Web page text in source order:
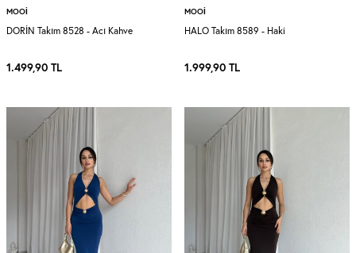
MOOI
DORİN Takım 8528 - Acı Kahve
1.499,90 TL
MOOI
HALO Takım 8589 - Haki
1.999,90 TL